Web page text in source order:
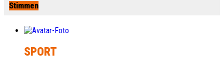
Stimmen
SPORT